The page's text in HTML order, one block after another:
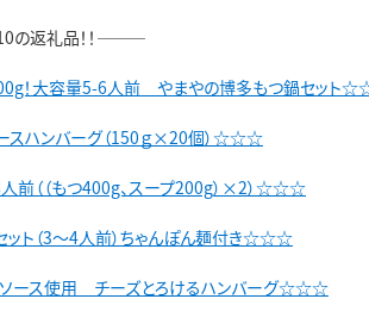
の返礼品！！―――
！大容量5-6人前 やまやの博多もつ鍋セット
スハンバーグ（150ｇ×20個）☆☆☆
（（もつ400g、スープ200g）×2）☆☆☆
（3～4人前）ちゃんぽん麺付き☆☆☆
ース使用 チーズとろけるハンバーグ☆☆☆